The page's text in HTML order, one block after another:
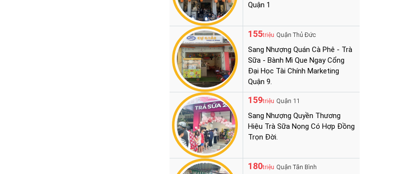
Quận 1
155triệu Quận Thủ Đức
Sang Nhượng Quán Cà Phê - Trà
Sữa - Bành Mì Que Ngay Cổng
Đại Học Tài Chính Marketing
Quận 9.
159triệu Quận 11
Sang Nhượng Quyền Thương
Hiệu Trà Sữa Nọng Có Hợp Đồng
Trọn Đời.
180triệu Quận Tân Bình